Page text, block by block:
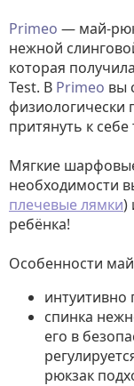
Primeo — май-
нежной
которая
Test. В Primeo вы
притянуть к
Мягкие
необходимости
плечевые лямки)
ребёнка!
Особенности
интуитивно
спинка
его в
рюкзак